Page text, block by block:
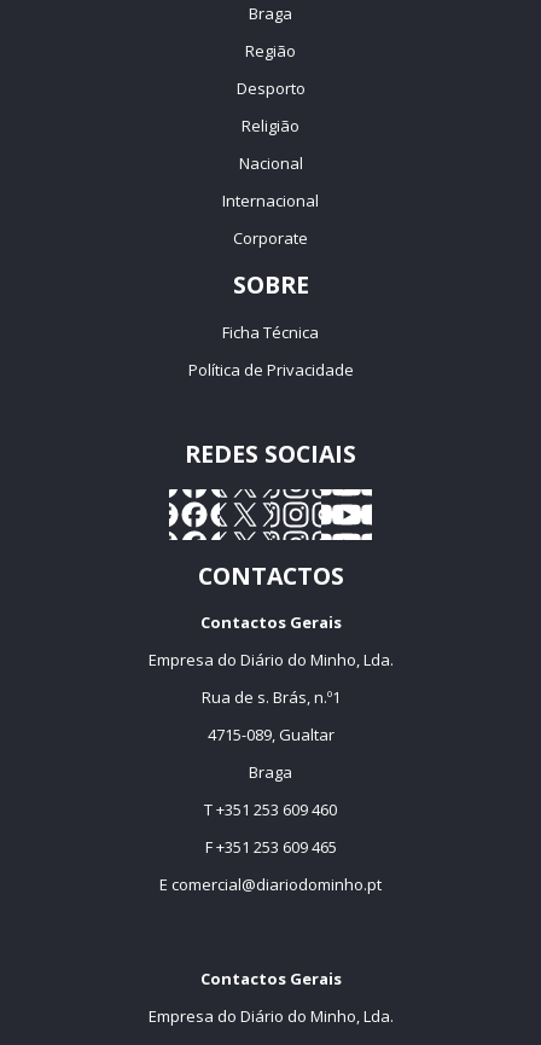
Braga
Região
Desporto
Religião
Nacional
Internacional
Corporate
SOBRE
Ficha Técnica
Política de Privacidade
REDES SOCIAIS
CONTACTOS
Contactos Gerais
Empresa do Diário do Minho, Lda.
Rua de s. Brás, n.º1
4715-089, Gualtar
Braga
T +351 253 609 460
F +351 253 609 465
E comercial@diariodominho.pt
Contactos Gerais
Empresa do Diário do Minho, Lda.